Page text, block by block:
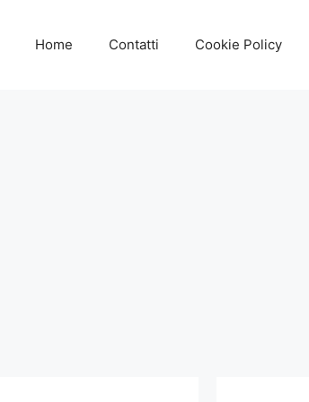
Home Contatti Cookie Policy